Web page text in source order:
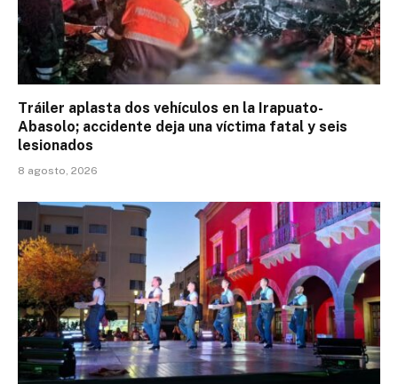
Tráiler aplasta dos vehículos en la Irapuato-
Abasolo; accidente deja una víctima fatal y seis
lesionados
8 agosto, 2026